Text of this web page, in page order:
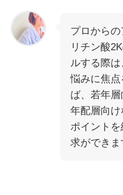
プロから
リチン酸
ルする際
悩みに焦点
ば、若年層
年配層向け
ポイント
求ができま